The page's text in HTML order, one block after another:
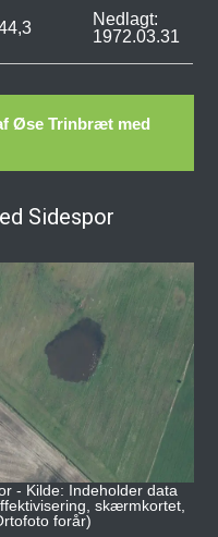
Nedlagt:
1972.03.31
Øse Trinbræt med
Sidespor
- Kilde: Indeholder data
skærmkortet,
forår)